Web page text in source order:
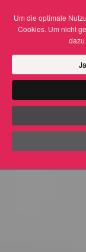
Um die optimale
Cookies. Um nicht
Zum